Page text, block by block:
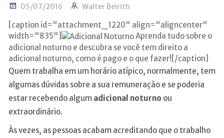
05/07/2016 Walter Beirith
[caption id="attachment_1220" align="aligncenter"
width="835"]
Aprenda tudo sobre o
adicional noturno e descubra se você tem direito a
adicional noturno, como é pago e o que fazer![/caption]
Quem trabalha em um horário atípico, normalmente, tem
algumas dúvidas sobre a sua remuneração e se poderia
estar recebendo algum adicional noturno ou
extraordinário.
Às vezes, as pessoas acabam acreditando que o trabalho